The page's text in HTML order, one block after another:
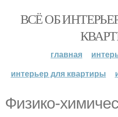
ВСЁ ОБ
главная
интерьер для квартиры
Физико-